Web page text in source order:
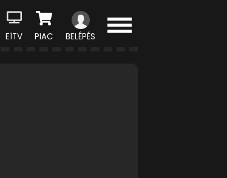
E1TV PIAC BELÉPÉS